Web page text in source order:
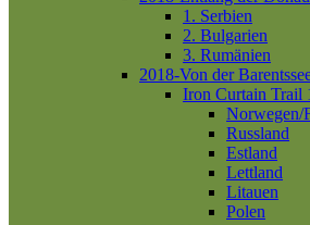
1. Serbien
2. Bulgarien
3. Rumänien
2018-Von der
Iron Curtain Trail
Norwegen/
Russland
Estland
Lettland
Litauen
Polen